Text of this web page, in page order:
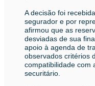
A decisão foi
segurador e por
afirmou que as
desviadas de sua
apoio à agenda de
observados critérios
compatibilidade com
securitário.